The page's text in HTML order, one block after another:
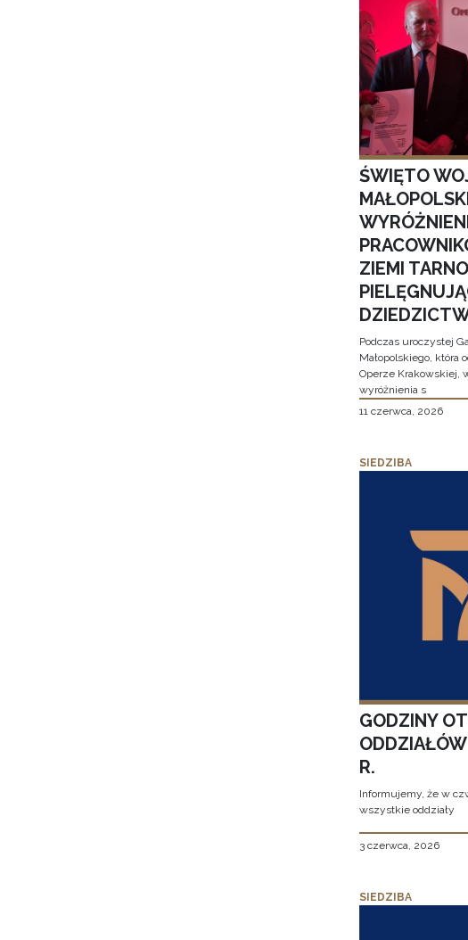
ŚWIĘTO
ZIEMI
Podczas uroczystej
Małopolskiego, która
Operze Krakowskiej,
wyróżnienia s
11 czerwca, 2026
SIEDZIBA
GODZINY
R.
Informujemy, że w
wszystkie oddziały
3 czerwca, 2026
SIEDZIBA